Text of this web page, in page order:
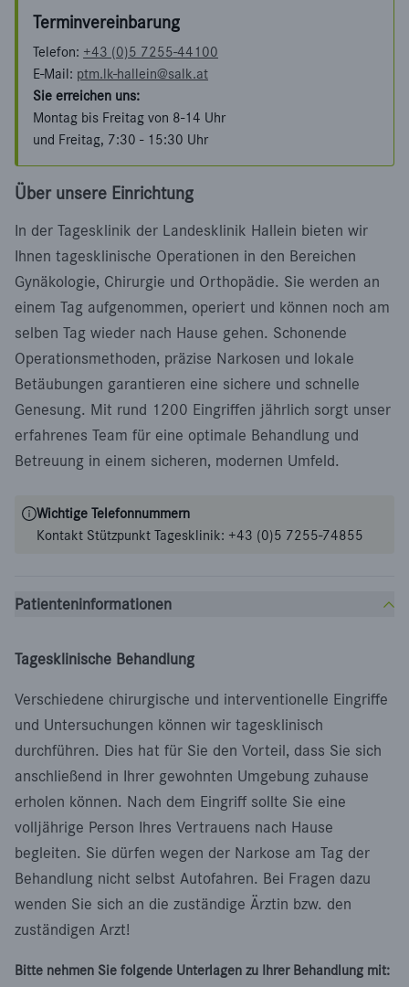
Terminvereinbarung
Telefon: +43 (0)5 7255-44100
E-Mail: ptm.lk-hallein@salk.at
Sie erreichen uns:
Montag bis Freitag von 8-14 Uhr
und Freitag, 7:30 - 15:30 Uhr
Über unsere Einrichtung
In der Tagesklinik der Landesklinik Hallein bieten wir
Ihnen tagesklinische Operationen in den Bereichen
Gynäkologie, Chirurgie und Orthopädie. Sie werden an
einem Tag aufgenommen, operiert und können noch am
selben Tag wieder nach Hause gehen. Schonende
Operationsmethoden, präzise Narkosen und lokale
Betäubungen garantieren eine sichere und schnelle
Genesung. Mit rund 1200 Eingriffen jährlich sorgt unser
erfahrenes Team für eine optimale Behandlung und
Betreuung in einem sicheren, modernen Umfeld.
Wichtige Telefonnummern
Kontakt Stützpunkt Tagesklinik: +43 (0)5 7255-74855
Patienteninformationen
Tagesklinische Behandlung
Verschiedene chirurgische und interventionelle Eingriffe
und Untersuchungen können wir tagesklinisch
durchführen. Dies hat für Sie den Vorteil, dass Sie sich
anschließend in Ihrer gewohnten Umgebung zuhause
erholen können. Nach dem Eingriff sollte Sie eine
volljährige Person Ihres Vertrauens nach Hause
begleiten. Sie dürfen wegen der Narkose am Tag der
Behandlung nicht selbst Autofahren. Bei Fragen dazu
wenden Sie sich an die zuständige Ärztin bzw. den
zuständigen Arzt!
Bitte nehmen Sie folgende Unterlagen zu Ihrer Behandlung mit: